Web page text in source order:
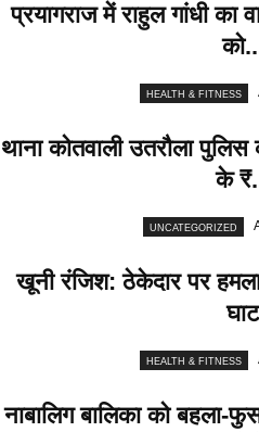
प्रयागराज में राहुल गांधी का
HEALTH & FITNESS
थाना कोतवाली उतरौला
के
UNCATEGORIZED
खूनी रंजिश: ठेकेदार पर
घाट
HEALTH & FITNESS
नाबालिग बालिका को बहला-